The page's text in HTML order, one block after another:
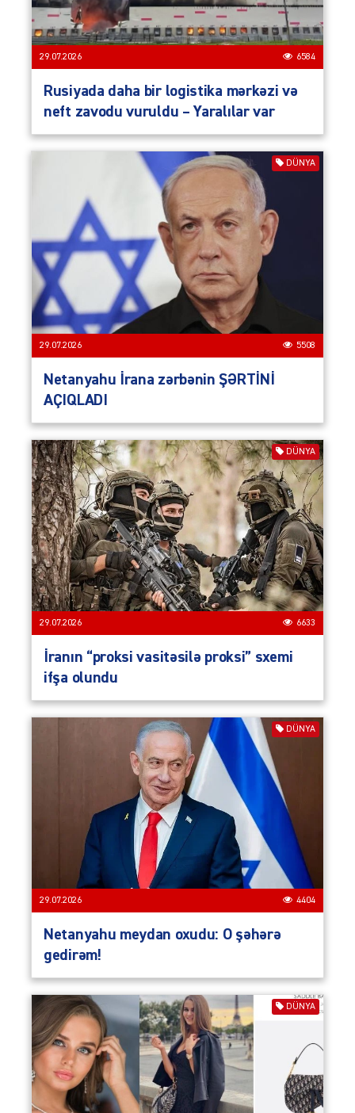
29.07.2026 6584
Rusiyada daha bir logistika mərkəzi və
neft zavodu vuruldu – Yaralılar var
DÜNYA
29.07.2026 5508
Netanyahu İrana zərbənin ŞƏRTİNİ
AÇIQLADI
DÜNYA
29.07.2026 6633
İranın “proksi vasitəsilə proksi” sxemi
ifşa olundu
DÜNYA
29.07.2026 4404
Netanyahu meydan oxudu: O şəhərə
gedirəm!
DÜNYA